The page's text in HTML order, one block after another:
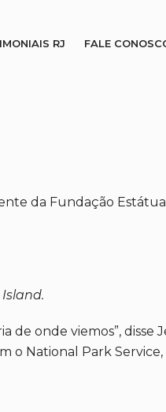
RJ FALE
da Fundação
onde viemos”, disse
o National Park